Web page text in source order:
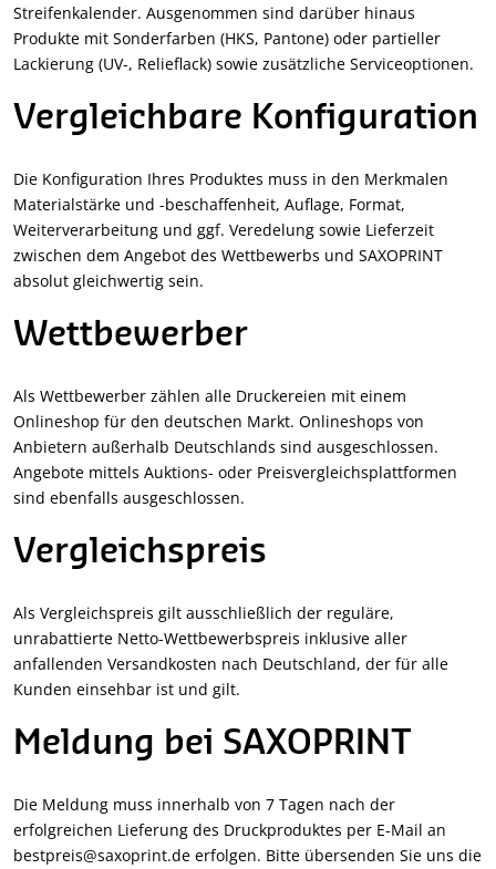
Streifenkalender. Ausgenommen sind darüber hinaus
Produkte mit Sonderfarben (HKS, Pantone) oder partieller
Lackierung (UV-, Relieflack) sowie zusätzliche Serviceoptionen.
Vergleichbare Konfiguration
Die Konfiguration Ihres Produktes muss in den Merkmalen
Materialstärke und -beschaffenheit, Auflage, Format,
Weiterverarbeitung und ggf. Veredelung sowie Lieferzeit
zwischen dem Angebot des Wettbewerbs und SAXOPRINT
absolut gleichwertig sein.
Wettbewerber
Als Wettbewerber zählen alle Druckereien mit einem
Onlineshop für den deutschen Markt. Onlineshops von
Anbietern außerhalb Deutschlands sind ausgeschlossen.
Angebote mittels Auktions- oder Preisvergleichsplattformen
sind ebenfalls ausgeschlossen.
Vergleichspreis
Als Vergleichspreis gilt ausschließlich der reguläre,
unrabattierte Netto-Wettbewerbspreis inklusive aller
anfallenden Versandkosten nach Deutschland, der für alle
Kunden einsehbar ist und gilt.
Meldung bei SAXOPRINT
Die Meldung muss innerhalb von 7 Tagen nach der
erfolgreichen Lieferung des Druckproduktes per E-Mail an
bestpreis@saxoprint.de erfolgen. Bitte übersenden Sie uns die